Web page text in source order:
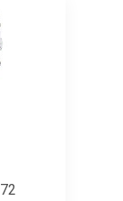
72